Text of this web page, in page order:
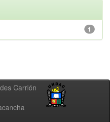
1
Carrión